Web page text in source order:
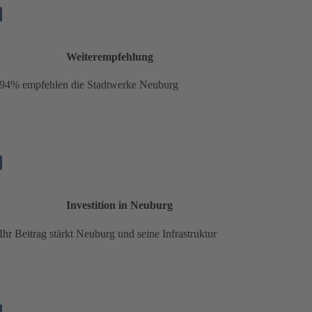
Weiterempfehlung
94% empfehlen die Stadtwerke Neuburg
Investition in Neuburg
Ihr Beitrag stärkt Neuburg und seine Infrastruktur